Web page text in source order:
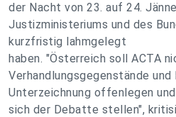
der Nacht von 23. auf 24.
Justizministeriums und des
kurzfristig lahmgelegt
haben. "Österreich soll ACTA
Verhandlungsgegenstände und
Unterzeichnung offenlegen und
sich der Debatte stellen",